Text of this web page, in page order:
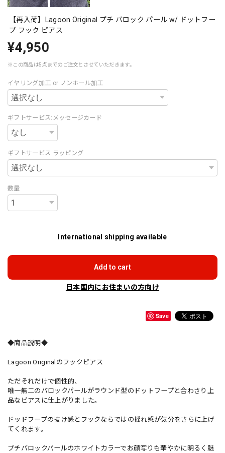
【再入荷】Lagoon Original プチ バロック パール w/ ドットフー
プ フック ピアス
¥4,950
※この商品は5点までのご注文とさせていただきます。
イヤリング加工 or ノンホール加工
ギフトサービス:メッセージカード
ギフトサービス ラッピング
数量
International shipping available
Add to cart
日本国内にお住まいの方向け
Save
◆商品説明◆
Lagoon Originalのフックピアス
ただそれだけで個性的、
唯一無二のバロックパールがラウンド型のドットフープと合わさり上
品なピアスに仕上がりました。
ドッドフープの抜け感とフックならではの揺れ感が気分をさらに上げ
てくれます。
プチバロックパールのホワイトカラーでお顔写りも華やかに明るく魅